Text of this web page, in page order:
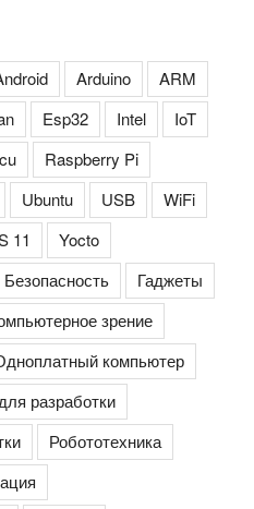
Arduino
ARM
Esp32 Intel
IoT
Raspberry Pi
Ubuntu USB
WiFi
11
Yocto
Безопасность
Гаджеты
зрение
компьютер
разработки
Робототехника